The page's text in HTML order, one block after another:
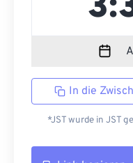
In die
*JST wurde in JST